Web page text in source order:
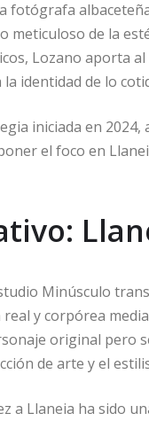
fotógrafa
de la
Lozano aporta
identidad de lo
iniciada en
el foco en
Minúsculo
y corpórea
original pero
de arte y el
a Llaneia ha sido